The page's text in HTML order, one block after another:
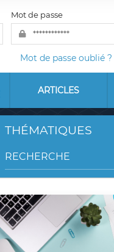
Mot de passe
Mot de passe oublié ?
ARTICLES
THÉMATIQUES